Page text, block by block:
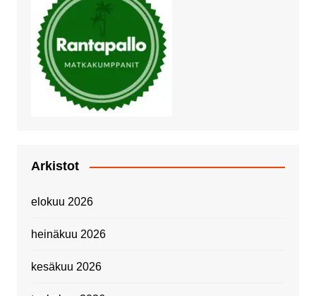
Arkistot
elokuu 2026
heinäkuu 2026
kesäkuu 2026